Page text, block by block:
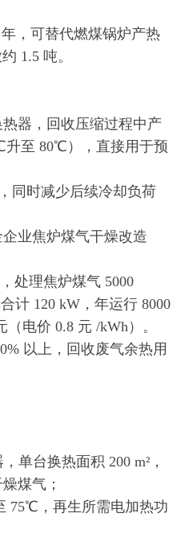
，可替代燃煤锅炉产热
1.5 吨。
器，回收压缩过程中产
至 80℃），直接用于预
同时减少后续冷却负荷
业焦炉煤气干燥改造
处理焦炉煤气 5000
计 120 kW，年运行 8000
电价 0.8 元 /kWh）。
以上，回收废气余热用
单台换热面积 200 m²，
煤气；
75℃，再生所需电加热功